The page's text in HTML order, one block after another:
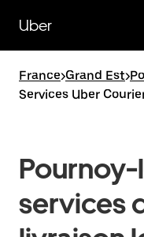
contenu
principal
Uber
France>Grand Est>
Services Uber
services